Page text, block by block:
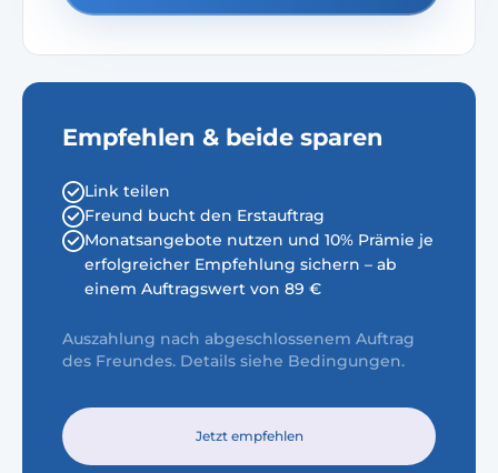
Empfehlen & beide sparen
Link teilen
Freund bucht den Erstauftrag
Monatsangebote nutzen und 10% Prämie je
erfolgreicher Empfehlung sichern – ab
einem Auftragswert von 89 €
Auszahlung nach abgeschlossenem Auftrag
des Freundes. Details siehe Bedingungen.
Jetzt empfehlen